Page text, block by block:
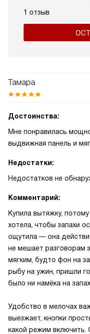
1 отзыв
Тамара
Достоинства:
Мне понравилась
выдвижная панель и
Недостатки:
Недостатков не
Комментарий:
Купила вытяжку,
хотела, чтобы запахи
ощутила — она
не мешает разговорам
мягким, будто фон на
рыбу на ужин, пришли
было ни намёка на
Удобство в мелочах
выезжает, кнопки
какой режим